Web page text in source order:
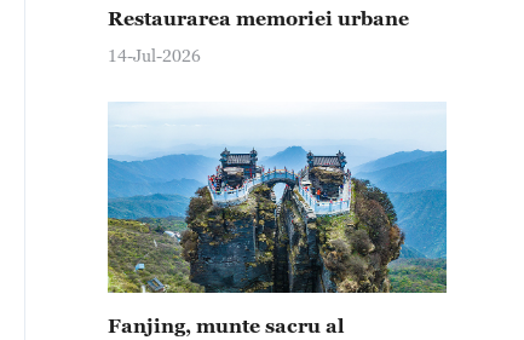
Restaurarea memoriei urbane
14-Jul-2026
Fanjing, munte sacru al